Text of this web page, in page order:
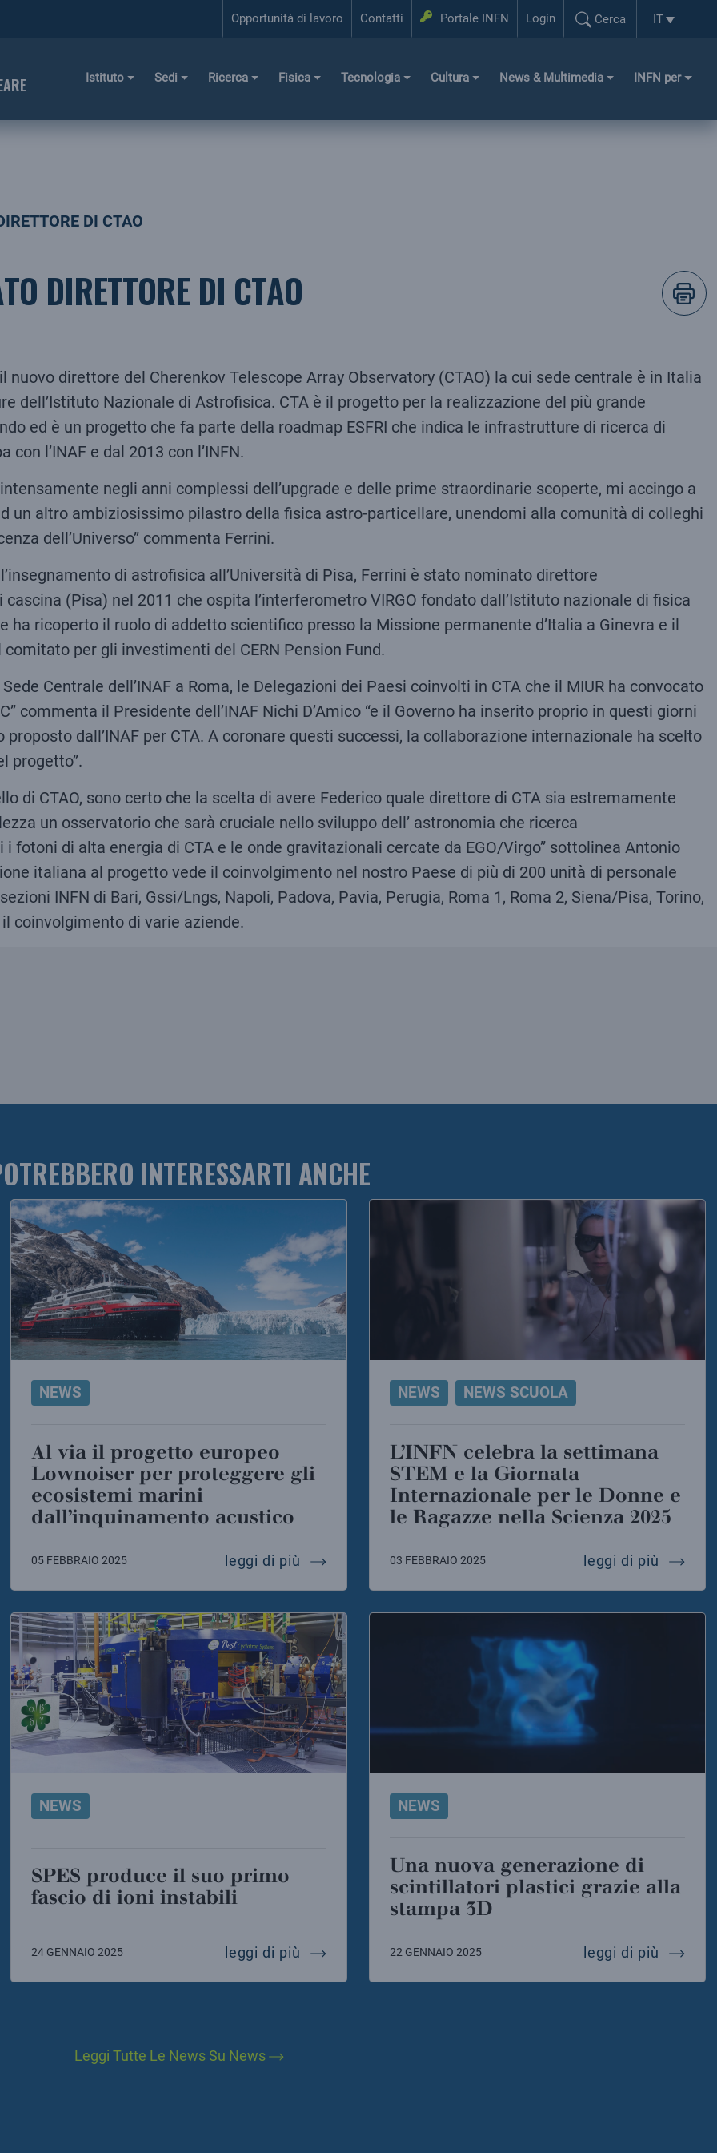
Opportunità di lavoro Contatti Portale INFN Login
Login
Cerca
Cerca...
Selezione
IT
Istituto Sedi Ricerca Fisica Tecnologia Cultura News & Multimedia INFN per
DI CTAO
DIRETTORE DI CTAO
nuovo direttore del Cherenkov Telescope Array Observatory (CTAO) la cui sede centrale è in Italia
dell’Istituto Nazionale di Astrofisica. CTA è il progetto per la realizzazione del più grande
ed è un progetto che fa parte della roadmap ESFRI che indica le infrastrutture di ricerca di
l’INAF e dal 2013 con l’INFN.
negli anni complessi dell’upgrade e delle prime straordinarie scoperte, mi accingo a
un altro ambiziosissimo pilastro della fisica astro-particellare, unendomi alla comunità di colleghi
dell’Universo” commenta Ferrini.
di astrofisica all’Università di Pisa, Ferrini è stato nominato direttore
(Pisa) nel 2011 che ospita l’interferometro VIRGO fondato dall’Istituto nazionale di fisica
ricoperto il ruolo di addetto scientifico presso la Missione permanente d’Italia a Ginevra e il
per gli investimenti del CERN Pension Fund.
Centrale dell’INAF a Roma, le Delegazioni dei Paesi coinvolti in CTA che il MIUR ha convocato
commenta il Presidente dell’INAF Nichi D’Amico “e il Governo ha inserito proprio in questi giorni
dall’INAF per CTA. A coronare questi successi, la collaborazione internazionale ha scelto
progetto”.
di CTAO, sono certo che la scelta di avere Federico quale direttore di CTA sia estremamente
un osservatorio che sarà cruciale nello sviluppo dell’ astronomia che ricerca
di alta energia di CTA e le onde gravitazionali cercate da EGO/Virgo” sottolinea Antonio
italiana al progetto vede il coinvolgimento nel nostro Paese di più di 200 unità di personale
INFN di Bari, Gssi/Lngs, Napoli, Padova, Pavia, Perugia, Roma 1, Roma 2, Siena/Pisa, Torino,
coinvolgimento di varie aziende.
INTERESSARTI ANCHE
da record osservato da km3net
NEWS
Al via il progetto europeo
Lownoiser per proteggere gli
ecosistemi marini
dall’inquinamento acustico
05 FEBBRAIO 2025 leggi di più al via il progetto europeo lownoiser per proteggere gli
NEWS NEWS SCUOLA
L’INFN celebra la settimana
STEM e la Giornata
Internazionale per le Donne e
le Ragazze nella Scienza 2025
03 FEBBRAIO 2025 leggi di più l’infn
year of quantum science and technology, 2025
NEWS
SPES produce il suo primo
fascio di ioni instabili
24 GENNAIO 2025 leggi di più spes produce il suo primo fascio di ioni instabili
NEWS
Una nuova generazione di
scintillatori plastici grazie alla
stampa 3D
22 GENNAIO 2025 leggi di più una
Leggi Tutte Le News Su News